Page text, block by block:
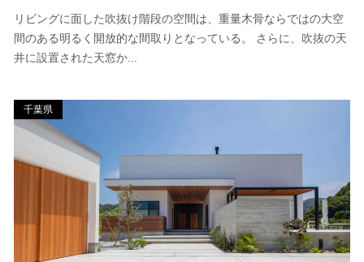
リビングに面した吹抜け階段の空間は、重量木骨ならではの大空
間のある明るく開放的な間取りとなっている。 さらに、吹抜の天
井に設置された天窓か...
千葉県